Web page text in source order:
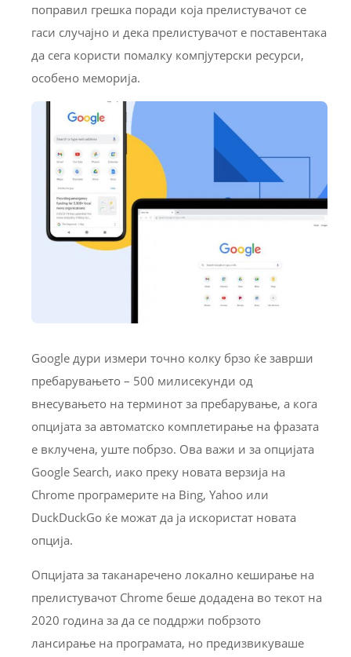
поправил грешка поради која прелистувачот се
гаси случајно и дека прелистувачот е поставентака
да сега користи помалку компјутерски ресурси,
особено меморија.
Google дури измери точно колку брзо ќе заврши
пребарувањето – 500 милисекунди од
внесувањето на терминот за пребарување, а кога
опцијата за автоматско комплетирање на фразата
е вклучена, уште побрзо. Ова важи и за опцијата
Google Search, иако преку новата верзија на
Chrome програмерите на Bing, Yahoo или
DuckDuckGo ќе можат да ја искористат новата
опција.
Опцијата за таканаречено локално кеширање на
прелистувачот Chrome беше додадена во текот на
2020 година за да се поддржи побрзото
лансирање на програмата, но предизвикуваше